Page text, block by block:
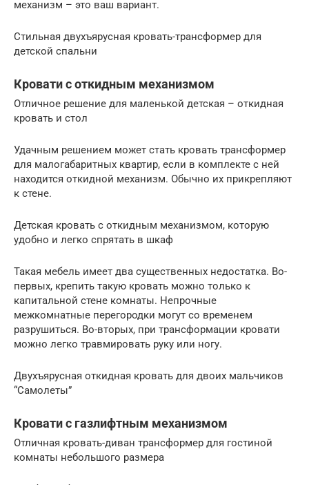
механизм – это ваш вариант.
Стильная двухъярусная кровать-трансформер для
детской спальни
Кровати с откидным механизмом
Отличное решение для маленькой детская – откидная
кровать и стол
Удачным решением может стать кровать трансформер
для малогабаритных квартир, если в комплекте с ней
находится откидной механизм. Обычно их прикрепляют
к стене.
Детская кровать с откидным механизмом, которую
удобно и легко спрятать в шкаф
Такая мебель имеет два существенных недостатка. Во-
первых, крепить такую кровать можно только к
капитальной стене комнаты. Непрочные
межкомнатные перегородки могут со временем
разрушиться. Во-вторых, при трансформации кровати
можно легко травмировать руку или ногу.
Двухъярусная откидная кровать для двоих мальчиков
“Самолеты”
Кровати с газлифтным механизмом
Отличная кровать-диван трансформер для гостиной
комнаты небольшого размера